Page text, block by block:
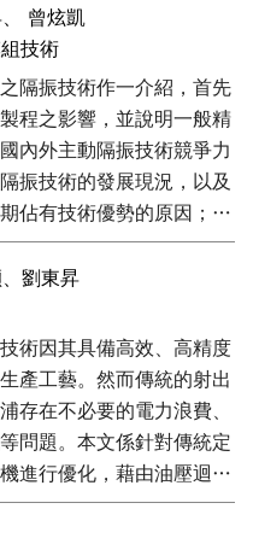
量測架構，結合雷射干涉
動態鏡面誤差補償技術、
行程精密定位的最終目
備所需之量測系統特性、
曾炫凱
技術
隔振技術作一介紹，首先
程之影響，並說明一般精
內外主動隔振技術競爭力
振技術的發展現況，以及
佔有技術優勢的原因；接
振以及智慧結構技術發展
振模組之架構設計及相關
精密檢測設備之振動測試
的現況，並分析未來整合
益評估。
劉東昇
術因其具備高效、高精度
產工藝。然而傳統的射出
存在不必要的電力浪費、
問題。本文係針對傳統定
進行優化，藉由油壓迴路
傳統舊型定量式驅動泵浦